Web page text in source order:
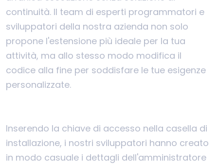
continuità. Il team di esperti programmatori e
sviluppatori della nostra azienda non solo
propone l'estensione più ideale per la tua
attività, ma allo stesso modo modifica il
codice alla fine per soddisfare le tue esigenze
personalizzate.
Inserendo la chiave di accesso nella casella di
installazione, i nostri sviluppatori hanno creato
in modo casuale i dettagli dell'amministratore